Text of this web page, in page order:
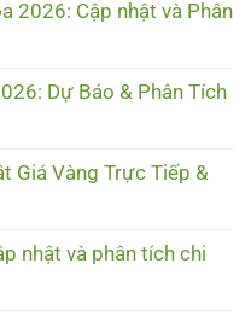
2026: Cập nhật và Phân
Dự Báo & Phân Tích
Giá Vàng Trực Tiếp &
nhật và phân tích chi